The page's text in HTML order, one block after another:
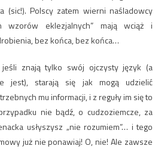
(sic!). Polscy zatem wierni naśladowcy
wzorów eklezjalnych” mają wciąż i
bez końca, bez końca…
jeśli znają tylko swój ojczysty język (a
jest), starają się jak mogą udzielić
mu informacji, i z reguły im się to
nie bądź, o cudzoziemcze, za
usłyszysz „nie rozumiem”… i tego
już nie ponawiaj! O, nie! Ale zawsze